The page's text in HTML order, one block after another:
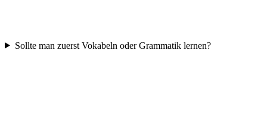
Sollte man zuerst Vokabeln oder Grammatik lernen?